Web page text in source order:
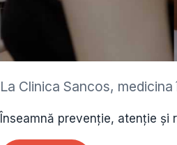
de
la
La Clinica Sancos,
Înseamnă prevenție, atenție